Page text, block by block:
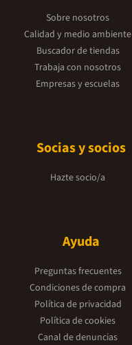
Sobre nosotros
Calidad y medio ambiente
Buscador de tiendas
Trabaja con nosotros
Empresas y escuelas
Socias y socios
Hazte socio/a
Ayuda
Preguntas frecuentes
Condiciones de compra
Política de privacidad
Política de cookies
Canal de denuncias